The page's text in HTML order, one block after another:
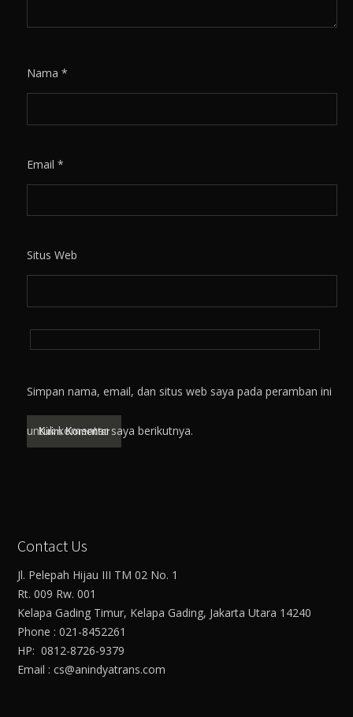
Nama*
Email*
Situs Web
Simpan nama, email, dan situs web saya pada peramban ini
untuk komentar saya berikutnya.
Contact Us
Jl. Pelepah Hijau III TM 02 No. 1
Rt. 009 Rw. 001
Kelapa Gading Timur, Kelapa Gading, Jakarta Utara 14240
Phone : 021-8452261
HP: 0812-8726-9379
Email : cs@anindyatrans.com